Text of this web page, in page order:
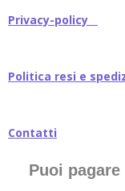
Privacy-policy
Politica resi e
Contatti
Puoi